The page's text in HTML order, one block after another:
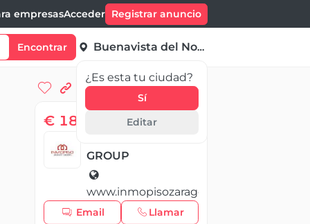
empresasAcceder Registrar anuncio
Encontrar Buenavista del Norte
¿Es esta tu ciudad?
Sí
Editar
€ 189 999,00
GROUP
www.inmopisozaragoza.com
Email Llamar